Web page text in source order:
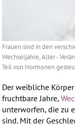
Frauen sind in den
Wechseljahre, Alter -
Teil von Hormonen
Der weibliche
fruchtbare Jahre,
unterworfen, die zu
sind. Mit der